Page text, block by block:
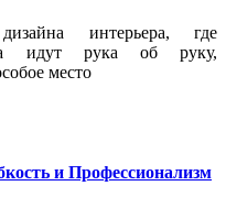
интерьера, где
идут рука об руку,
место
и Профессионализм